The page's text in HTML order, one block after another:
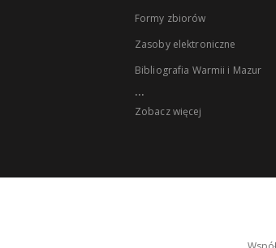
Formy zbiorów
Zasoby elektroniczne
Bibliografia Warmii i Mazur
...
Zobacz więcej